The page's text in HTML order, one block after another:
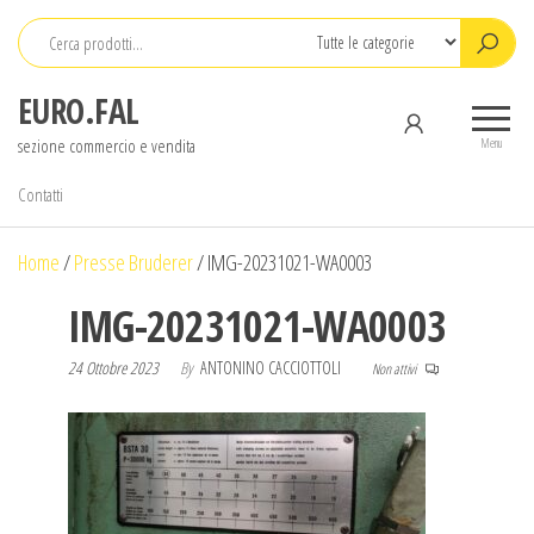
Salta
contenuto
EURO.FAL
sezione commercio e vendita Menu
Contatti
Home/Presse Bruderer/IMG-20231021-WA0003
IMG-20231021-WA0003
24 Ottobre 2023 By ANTONINO CACCIOTTOLI Non attivi